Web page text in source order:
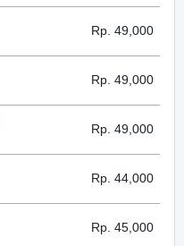
Rp. 49,000
Rp. 49,000
Rp. 49,000
Rp. 44,000
Rp. 45,000